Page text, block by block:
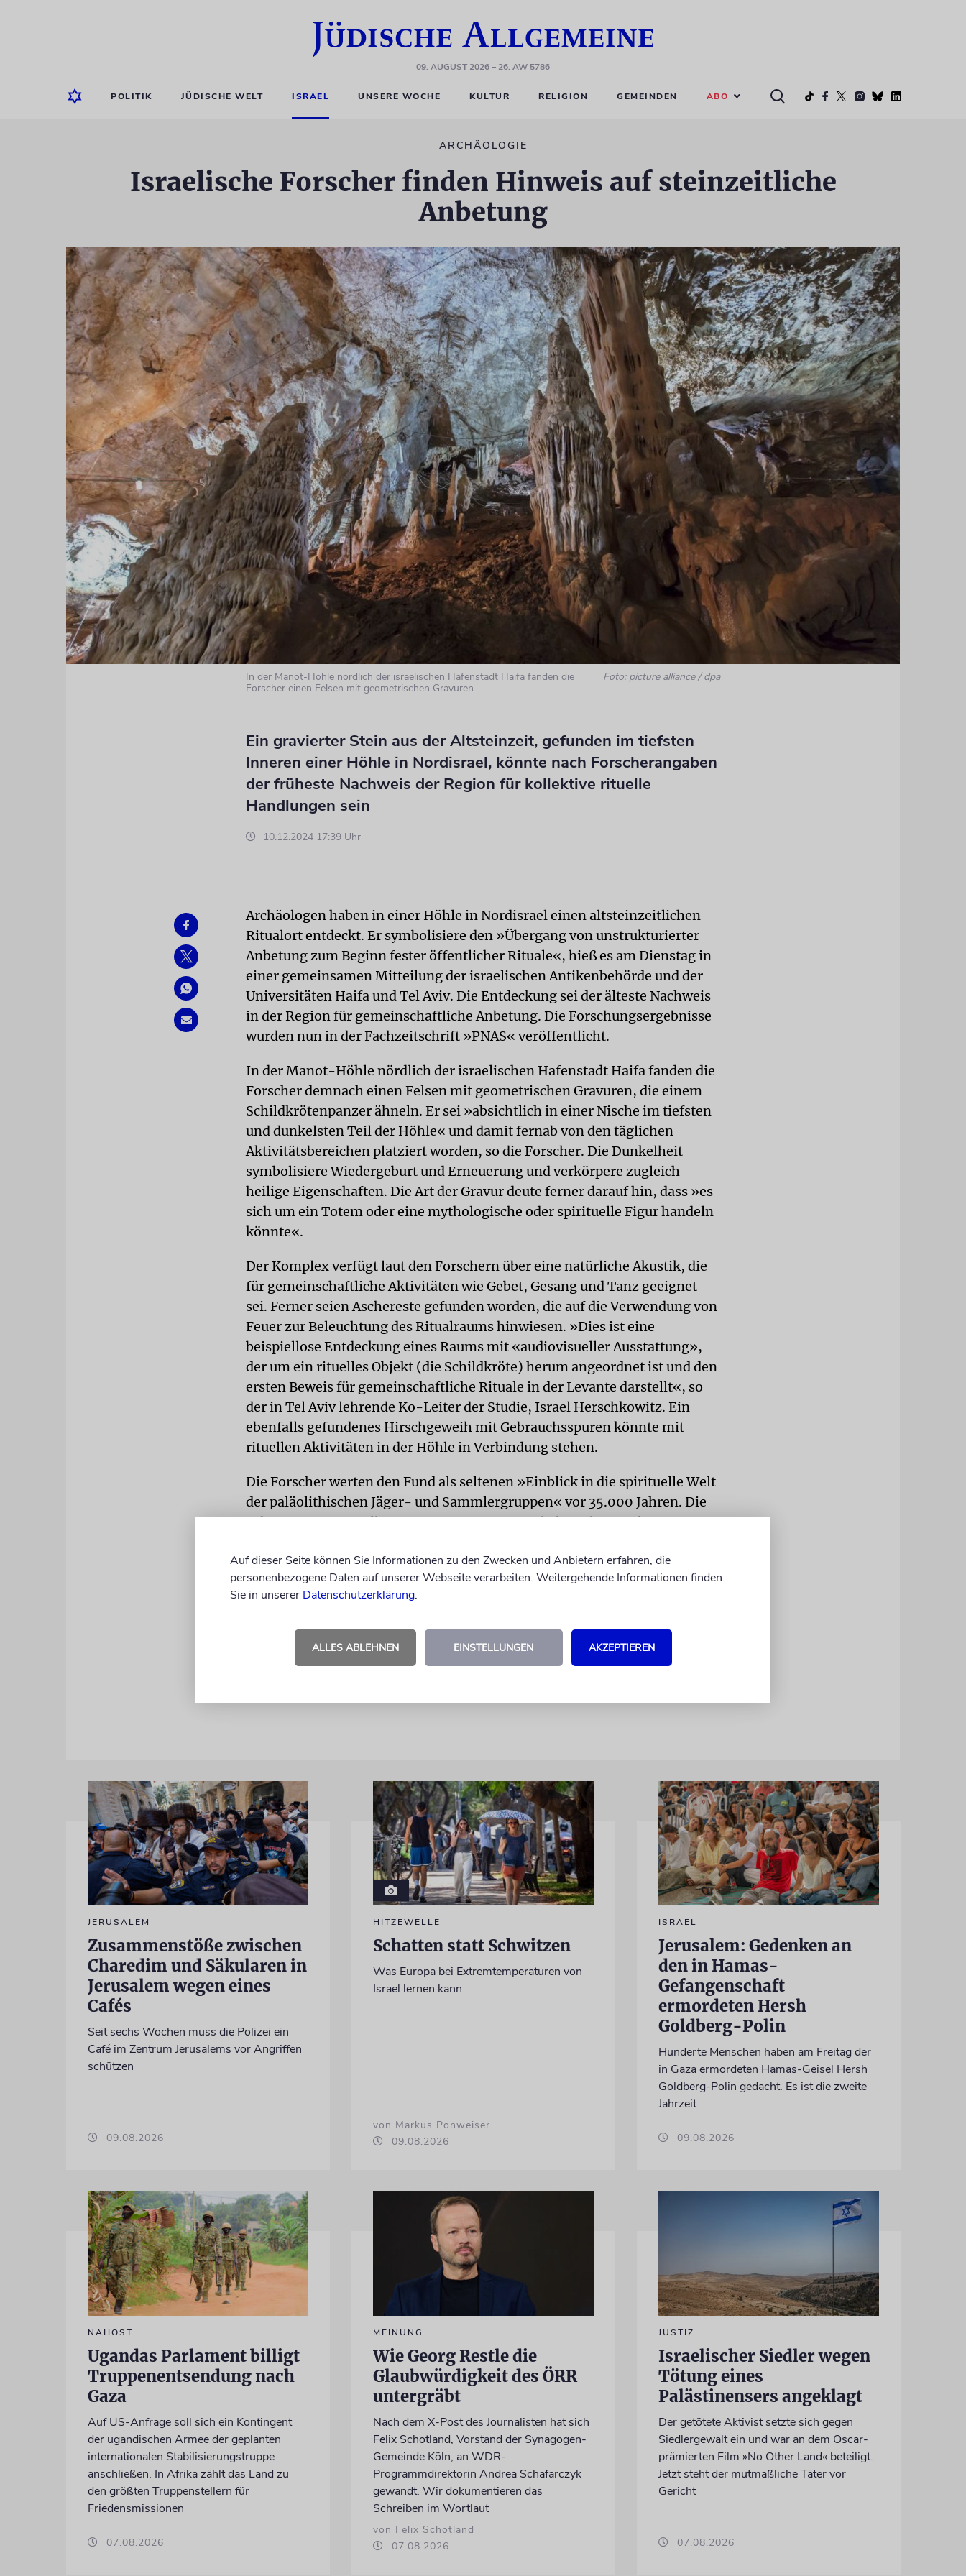
09. AUGUST 2026– 26. AW 5786
POLITIK JÜDISCHE WELT ISRAEL UNSERE WOCHE KULTUR RELIGION GEMEINDEN ABO
ARCHÄOLOGIE
Israelische Forscher finden Hinweis auf steinzeitliche
Anbetung
In der Manot-Höhle nördlich der israelischen Hafenstadt Haifa fanden die
Forscher einen Felsen mit geometrischen Gravuren
Foto: picture alliance / dpa
Ein gravierter Stein aus der Altsteinzeit, gefunden im tiefsten
Inneren einer Höhle in Nordisrael, könnte nach Forscherangaben
der früheste Nachweis der Region für kollektive rituelle
Handlungen sein
10.12.2024 17:39 Uhr
Archäologen haben in einer Höhle in Nordisrael einen altsteinzeitlichen
Ritualort entdeckt. Er symbolisiere den »Übergang von unstrukturierter
Anbetung zum Beginn fester öffentlicher Rituale«, hieß es am Dienstag in
einer gemeinsamen Mitteilung der israelischen Antikenbehörde und der
Universitäten Haifa und Tel Aviv. Die Entdeckung sei der älteste Nachweis
in der Region für gemeinschaftliche Anbetung. Die Forschungsergebnisse
wurden nun in der Fachzeitschrift »PNAS« veröffentlicht.
In der Manot-Höhle nördlich der israelischen Hafenstadt Haifa fanden die
Forscher demnach einen Felsen mit geometrischen Gravuren, die einem
Schildkrötenpanzer ähneln. Er sei »absichtlich in einer Nische im tiefsten
und dunkelsten Teil der Höhle« und damit fernab von den täglichen
Aktivitätsbereichen platziert worden, so die Forscher. Die Dunkelheit
symbolisiere Wiedergeburt und Erneuerung und verkörpere zugleich
heilige Eigenschaften. Die Art der Gravur deute ferner darauf hin, dass »es
sich um ein Totem oder eine mythologische oder spirituelle Figur handeln
könnte«.
Der Komplex verfügt laut den Forschern über eine natürliche Akustik, die
für gemeinschaftliche Aktivitäten wie Gebet, Gesang und Tanz geeignet
sei. Ferner seien Aschereste gefunden worden, die auf die Verwendung von
Feuer zur Beleuchtung des Ritualraums hinwiesen. »Dies ist eine
beispiellose Entdeckung eines Raums mit «audiovisueller Ausstattung»,
der um ein rituelles Objekt (die Schildkröte) herum angeordnet ist und den
ersten Beweis für gemeinschaftliche Rituale in der Levante darstellt«, so
der in Tel Aviv lehrende Ko-Leiter der Studie, Israel Herschkowitz. Ein
ebenfalls gefundenes Hirschgeweih mit Gebrauchsspuren könnte mit
rituellen Aktivitäten in der Höhle in Verbindung stehen.
Die Forscher werten den Fund als seltenen »Einblick in die spirituelle Welt
der paläolithischen Jäger- und Sammlergruppen« vor 35.000 Jahren. Die
Schaffung von rituellen Zentren sei ein wesentliches Element beim
kollektiven Identität und komplexen Gesellschaften gewesen.
Bei den seit 2010 andauernden Grabungen in der für ihre Stalaktiten
mehrerer altsteinzeitlicher Kulturen gefunden, darunter ein rund 55.000
JERUSALEM
Zusammenstöße zwischen
Charedim und Säkularen in
Jerusalem wegen eines
Cafés
Seit sechs Wochen muss die Polizei ein
Café im Zentrum Jerusalems vor Angriffen
schützen
09.08.2026
HITZEWELLE
Schatten statt Schwitzen
Was Europa bei Extremtemperaturen von
Israel lernen kann
von Markus Ponweiser
09.08.2026
ISRAEL
Jerusalem: Gedenken an
den in Hamas-
Gefangenschaft
ermordeten Hersh
Goldberg-Polin
Hunderte Menschen haben am Freitag der
in Gaza ermordeten Hamas-Geisel Hersh
Goldberg-Polin gedacht. Es ist die zweite
Jahrzeit
09.08.2026
NAHOST
Ugandas Parlament billigt
Truppenentsendung nach
Gaza
Auf US-Anfrage soll sich ein Kontingent
der ugandischen Armee der geplanten
internationalen Stabilisierungstruppe
anschließen. In Afrika zählt das Land zu
den größten Truppenstellern für
Friedensmissionen
07.08.2026
MEINUNG
Wie Georg Restle die
Glaubwürdigkeit des ÖRR
untergräbt
Nach dem X-Post des Journalisten hat sich
Felix Schotland, Vorstand der Synagogen-
Gemeinde Köln, an WDR-
Programmdirektorin Andrea Schafarczyk
gewandt. Wir dokumentieren das
Schreiben im Wortlaut
von Felix Schotland
07.08.2026
JUSTIZ
Israelischer Siedler wegen
Tötung eines
Palästinensers angeklagt
Der getötete Aktivist setzte sich gegen
Siedlergewalt ein und war an dem Oscar-
prämierten Film »No Other Land« beteiligt.
Jetzt steht der mutmaßliche Täter vor
Gericht
07.08.2026
Auf dieser Seite können Sie Informationen zu den Zwecken und Anbietern erfahren, die
personenbezogene Daten auf unserer Webseite verarbeiten. Weitergehende Informationen finden
Sie in unserer Datenschutzerklärung.
ALLES ABLEHNEN EINSTELLUNGEN AKZEPTIEREN